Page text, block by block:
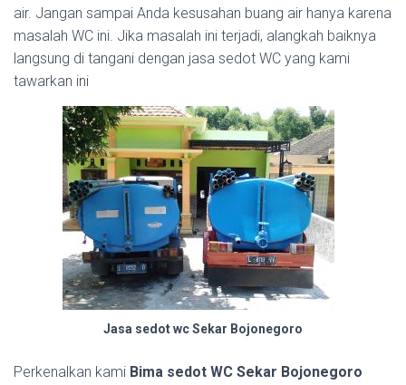
air. Jangan sampai Anda kesusahan buang air hanya karena
masalah WC ini. Jika masalah ini terjadi, alangkah baiknya
langsung di tangani dengan jasa sedot WC yang kami
tawarkan ini
Jasa sedot wc Sekar Bojonegoro
Perkenalkan kami Bima sedot WC Sekar Bojonegoro